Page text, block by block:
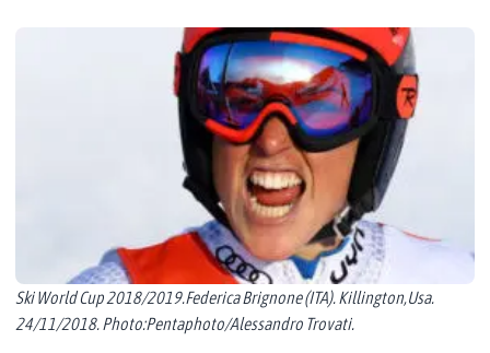
Ski World Cup 2018/2019.Federica Brignone (ITA). Killington,Usa.
24/11/2018. Photo:Pentaphoto/Alessandro Trovati.